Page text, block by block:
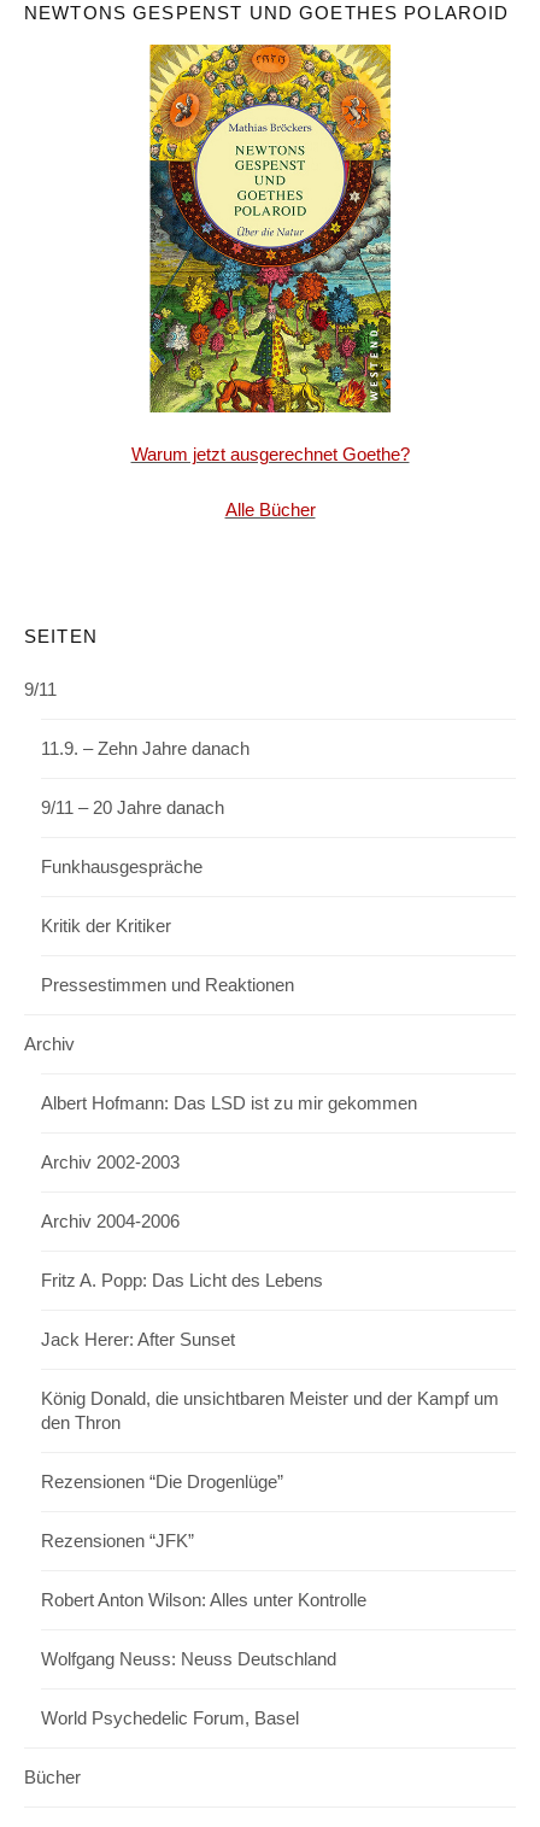
NEWTONS GESPENST UND GOETHES POLAROID
Warum jetzt ausgerechnet Goethe?
Alle Bücher
SEITEN
9/11
11.9. – Zehn Jahre danach
9/11 – 20 Jahre danach
Funkhausgespräche
Kritik der Kritiker
Pressestimmen und Reaktionen
Archiv
Albert Hofmann: Das LSD ist zu mir gekommen
Archiv 2002-2003
Archiv 2004-2006
Fritz A. Popp: Das Licht des Lebens
Jack Herer: After Sunset
König Donald, die unsichtbaren Meister und der Kampf um
den Thron
Rezensionen “Die Drogenlüge”
Rezensionen “JFK”
Robert Anton Wilson: Alles unter Kontrolle
Wolfgang Neuss: Neuss Deutschland
World Psychedelic Forum, Basel
Bücher